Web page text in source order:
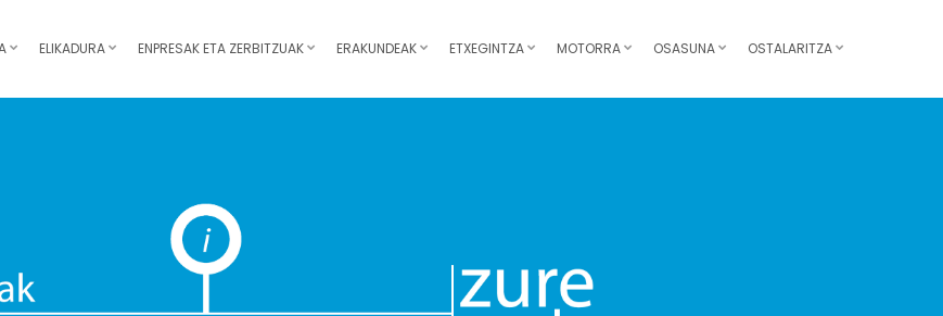
ELIKADURA ENPRESAK ETA ZERBITZUAK ERAKUNDEAK ETXEGINTZA MOTORRA OSASUNA OSTALARITZA